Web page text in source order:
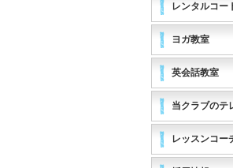
レンタルコー
ヨガ教室
英会話教室
当クラブのテ
レッスンコー